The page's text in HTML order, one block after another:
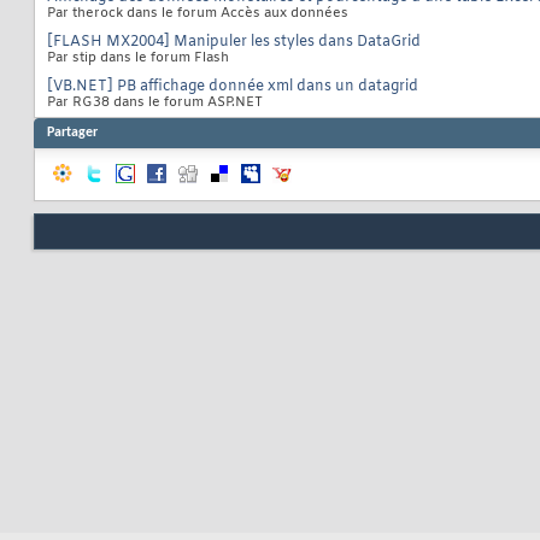
Par therock dans le forum Accès aux données
[FLASH MX2004] Manipuler les styles dans DataGrid
Par stip dans le forum Flash
[VB.NET] PB affichage donnée xml dans un datagrid
Par RG38 dans le forum ASP.NET
Partager